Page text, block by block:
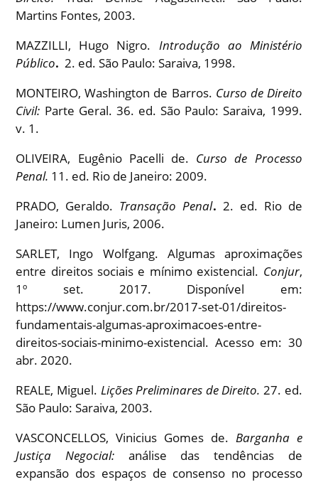
Martins Fontes, 2003.
MAZZILLI, Hugo Nigro. Introdução ao Ministério
Público. 2. ed. São Paulo: Saraiva, 1998.
MONTEIRO, Washington de Barros. Curso de Direito
Civil: Parte Geral. 36. ed. São Paulo: Saraiva, 1999.
v. 1.
OLIVEIRA, Eugênio Pacelli de. Curso de Processo
Penal. 11. ed. Rio de Janeiro: 2009.
PRADO, Geraldo. Transação Penal. 2. ed. Rio de
Janeiro: Lumen Juris, 2006.
SARLET, Ingo Wolfgang. Algumas aproximações
entre direitos sociais e mínimo existencial. Conjur,
1º set. 2017. Disponível em:
https://www.conjur.com.br/2017-set-01/direitos-
fundamentais-algumas-aproximacoes-entre-
direitos-sociais-minimo-existencial. Acesso em: 30
abr. 2020.
REALE, Miguel. Lições Preliminares de Direito.27. ed.
São Paulo: Saraiva, 2003.
VASCONCELLOS, Vinicius Gomes de. Barganha e
Justiça Negocial: análise das tendências de
expansão dos espaços de consenso no processo